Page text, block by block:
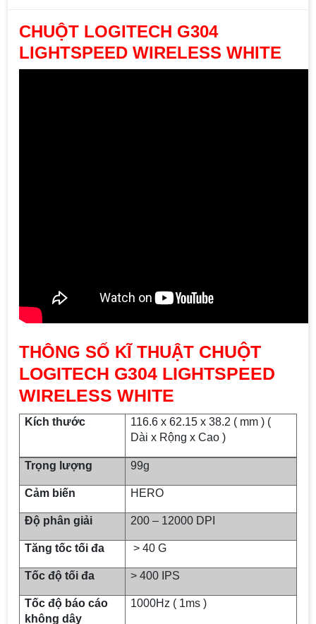
CHUỘT LOGITECH G304
LIGHTSPEED WIRELESS WHITE
THÔNG SỐ KĨ THUẬT CHUỘT
LOGITECH G304 LIGHTSPEED
WIRELESS WHITE
Kích thước
116.6 x 62.15 x 38.2 ( mm ) (
Dài x Rộng x Cao )
Trọng lượng 99g
Cảm biến HERO
Độ phân giải 200 – 12000 DPI
Tăng tốc tối đa > 40 G
Tốc độ tối đa > 400 IPS
Tốc độ báo cáo
không dây
1000Hz ( 1ms )